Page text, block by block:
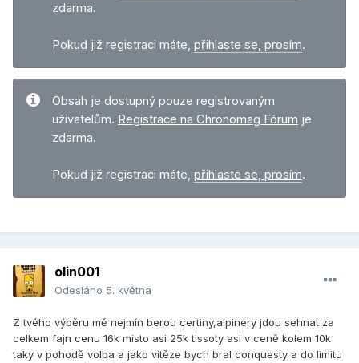
zdarma.
Pokud již registraci máte, přihlaste se, prosím.
Obsah je dostupný pouze registrovaným
uživatelům. Registrace na Chronomag Fórum je
zdarma.
Pokud již registraci máte, přihlaste se, prosím.
olin001
Odesláno 5. května
Z tvého výběru mě nejmín berou certiny,alpinéry jdou sehnat za
celkem fajn cenu 16k misto asi 25k tissoty asi v ceně kolem 10k
taky v pohodě volba a jako vítěze bych bral conquesty a do limitu